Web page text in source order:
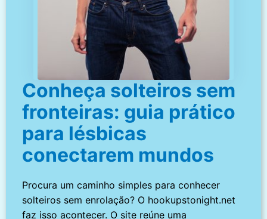
Conheça solteiros sem
fronteiras: guia prático
para lésbicas
conectarem mundos
Procura um caminho simples para conhecer
solteiros sem enrolação? O hookupstonight.net
faz isso acontecer. O site reúne uma